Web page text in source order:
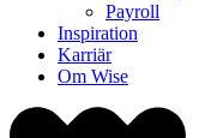
Payroll
Inspiration
Karriär
Om Wise